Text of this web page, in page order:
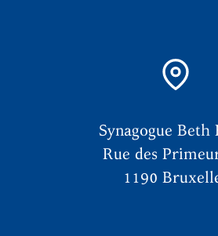
Synagogue
Rue des
1190